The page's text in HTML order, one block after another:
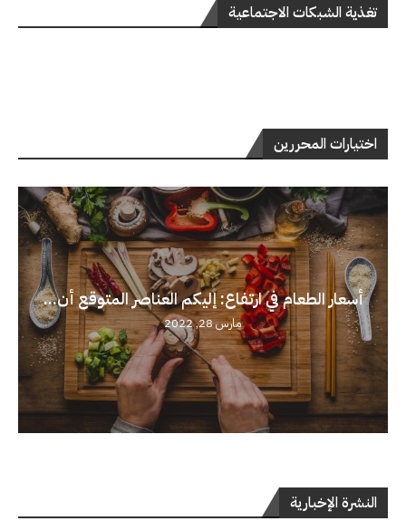
تغذية الشبكات الاجتماعية
اختيارات المحررين
أسعار الطعام في ارتفاع: إليكم العناصر المتوقع أن...
مارس 28, 2022
النشرة الإخبارية